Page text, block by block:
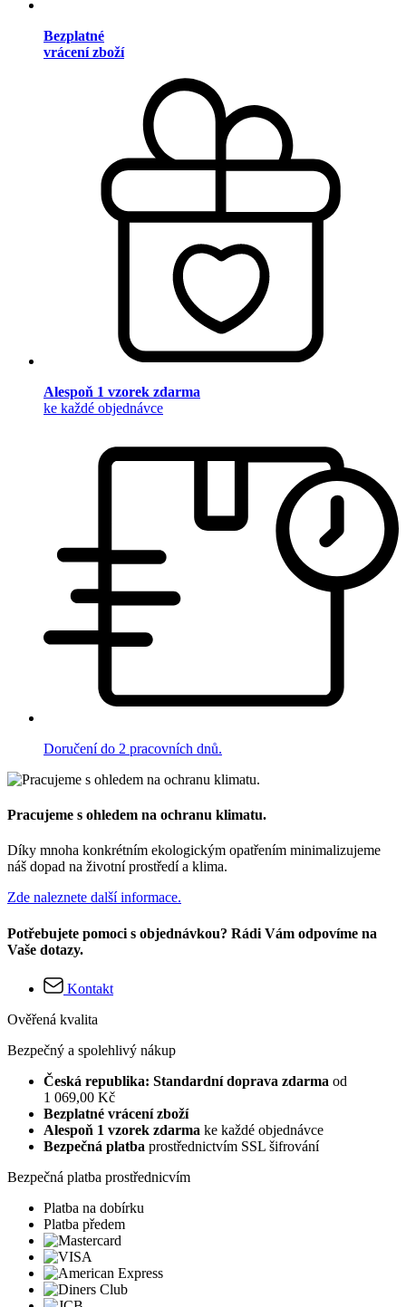
Bezplatné
vrácení zboží
Alespoň 1 vzorek zdarma
ke každé objednávce
Doručení do 2 pracovních dnů.
Pracujeme s ohledem na ochranu klimatu.
Díky mnoha konkrétním ekologickým opatřením minimalizujeme
náš dopad na životní prostředí a klima.
Zde naleznete další informace.
Potřebujete pomoci s objednávkou? Rádi Vám odpovíme na
Vaše dotazy.
Kontakt
Ověřená kvalita
Bezpečný a spolehlivý nákup
Česká republika: Standardní doprava zdarma od
1 069,00 Kč
Bezplatné vrácení zboží
Alespoň 1 vzorek zdarma ke každé objednávce
Bezpečná platba prostřednictvím SSL šifrování
Bezpečná platba prostřednicvím
Platba na dobírku
Platba předem